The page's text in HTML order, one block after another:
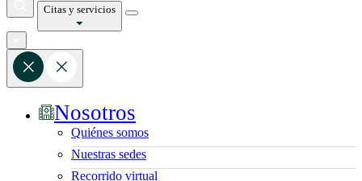
Citas y servicios
Nosotros
Quiénes somos
Nuestras sedes
Recorrido virtual